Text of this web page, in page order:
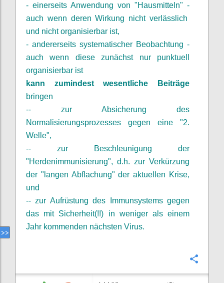
- einerseits Anwendung von "Hausmitteln" -
auch wenn deren Wirkung nicht verlässlich
und nicht organisierbar ist,
- andererseits systematischer Beobachtung -
auch wenn diese zunächst nur punktuell
organisierbar ist
kann zumindest wesentliche Beiträge
bringen
-- zur Absicherung des
Normalisierungsprozesses gegen eine "2.
Welle",
-- zur Beschleunigung der
"Herdenimmunisierung", d.h. zur Verkürzung
der "langen Abflachung" der aktuellen Krise,
und
-- zur Aufrüstung des Immunsystems gegen
das mit Sicherheit(!!) in weniger als einem
Jahr kommenden nächsten Virus.